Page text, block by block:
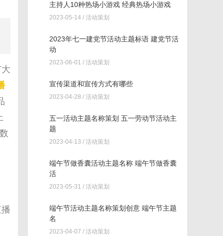
主持人10种热场小游戏 经典热场小游戏
2023-05-14 / 活动策划
2023年七一建党节活动主题标语 建党节活
动
2023-06-01 / 活动策划
宣传渠道和宣传方式有哪些
2023-04-28 / 活动策划
五一活动主题名称策划 五一劳动节活动主
题
2023-04-13 / 活动策划
端午节做香囊活动主题名称 端午节做香囊
活
2023-05-31 / 活动策划
端午节活动主题名称策划创意 端午节主题
名
2023-04-07 / 活动策划